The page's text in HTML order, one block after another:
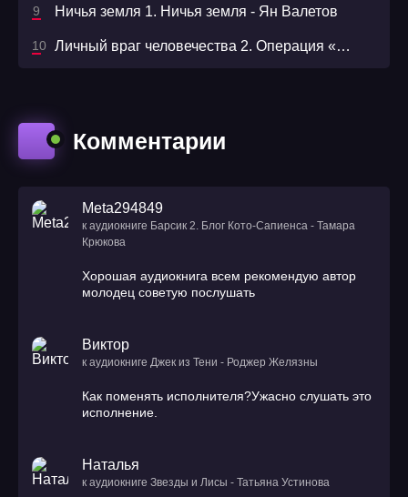
Ничья земля 1. Ничья земля - Ян Валетов
Личный враг человечества 2. Операция «Сны цивилизации»
Комментарии
Meta294849
к аудиокниге Барсик 2. Блог Кото-Сапиенса - Тамара
Крюкова
Хорошая аудиокнига всем рекомендую автор
молодец советую послушать
Виктор
к аудиокниге Джек из Тени - Роджер Желязны
Как поменять исполнителя?Ужасно слушать это
исполнение.
Наталья
к аудиокниге Звезды и Лисы - Татьяна Устинова